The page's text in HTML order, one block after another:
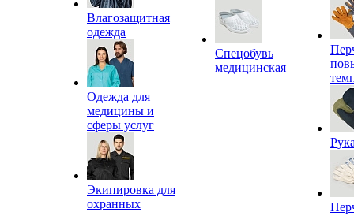
Влагозащитная
одежда
Одежда для
медицины и
сферы услуг
Экипировка для
охранных
Спецобувь
медицинская